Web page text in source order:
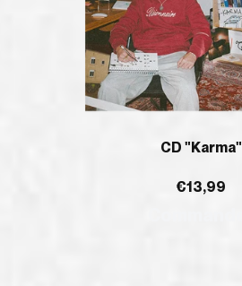
CD "Karma"
€13,99